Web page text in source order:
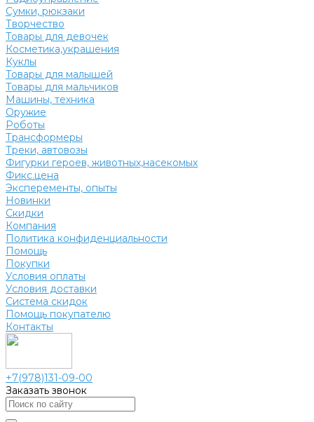
Сумки, рюкзаки
Творчество
Товары для девочек
Косметика,украшения
Куклы
Товары для малышей
Товары для мальчиков
Машины, техника
Оружие
Роботы
Трансформеры
Треки, автовозы
Фигурки героев, животных,насекомых
Фикс.цена
Эксперементы, опыты
Новинки
Скидки
Компания
Политика конфиденциальности
Помощь
Покупки
Условия оплаты
Условия доставки
Система скидок
Помощь покупателю
Контакты
+7(978)131-09-00
Заказать звонок